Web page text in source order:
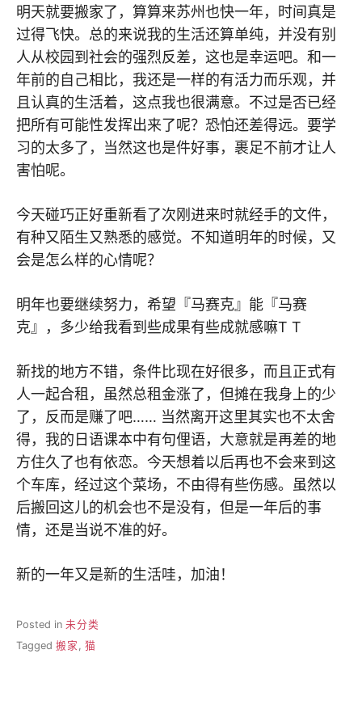
明天就要搬家了，算算来苏州也快一年，时间真是
过得飞快。总的来说我的生活还算单纯，并没有别
人从校园到社会的强烈反差，这也是幸运吧。和一
年前的自己相比，我还是一样的有活力而乐观，并
且认真的生活着，这点我也很满意。不过是否已经
把所有可能性发挥出来了呢？恐怕还差得远。要学
习的太多了，当然这也是件好事，裹足不前才让人
害怕呢。
今天碰巧正好重新看了次刚进来时就经手的文件，
有种又陌生又熟悉的感觉。不知道明年的时候，又
会是怎么样的心情呢？
明年也要继续努力，希望『马赛克』能『马赛
克』，多少给我看到些成果有些成就感嘛T T
新找的地方不错，条件比现在好很多，而且正式有
人一起合租，虽然总租金涨了，但摊在我身上的少
了，反而是赚了吧…… 当然离开这里其实也不太舍
得，我的日语课本中有句俚语，大意就是再差的地
方住久了也有依恋。今天想着以后再也不会来到这
个车库，经过这个菜场，不由得有些伤感。虽然以
后搬回这儿的机会也不是没有，但是一年后的事
情，还是当说不准的好。
新的一年又是新的生活哇，加油！
Posted in 未分类
Tagged 搬家 , 猫